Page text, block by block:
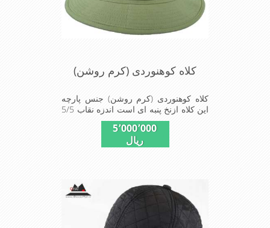
کلاه کوهنوردی (کرم روشن)
کلاه کوهنوردی (کرم روشن) جنس پارچه
این کلاه ازنخ پنبه ای است اندزه نقاب 5/5
سانتیمتر است این کلاه مخصوص
گردشگری کوهنوردی و پیاده روی های
طولانی مدت است سبک و دارای لبه های
5٬000٬000
ریال